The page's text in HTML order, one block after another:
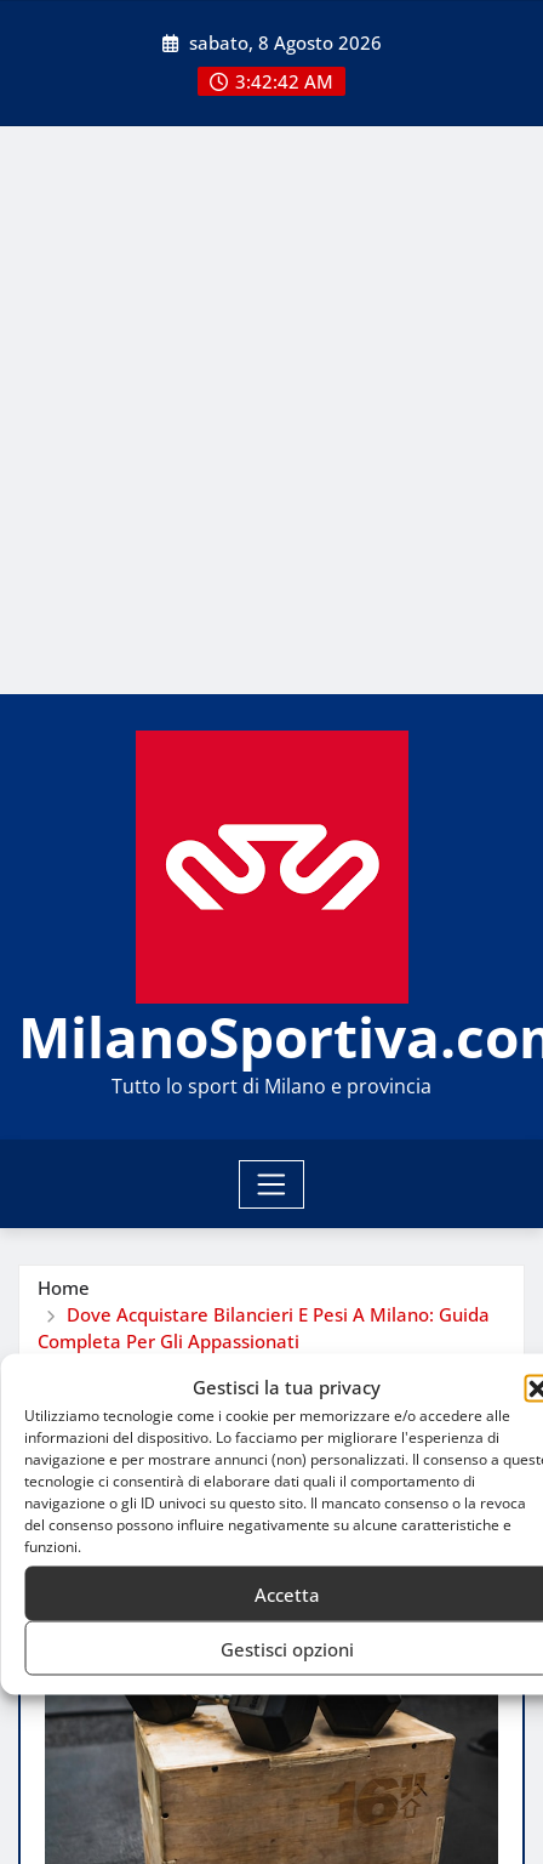
Gestisci la tua privacy
Utilizziamo tecnologie come i cookie per memorizzare e/o accedere alle
informazioni del dispositivo. Lo facciamo per migliorare l'esperienza di
navigazione e per mostrare annunci (non) personalizzati. Il consenso a
tecnologie ci consentirà di elaborare dati quali il comportamento di
navigazione o gli ID univoci su questo sito. Il mancato consenso o la revoca
del consenso possono influire negativamente su alcune caratteristiche e
funzioni.
Accetta
Gestisci opzioni
sabato, 8 Agosto 2026
3:42:42 AM
Tutto lo sport di Milano e provincia
Home
Dove Acquistare Bilancieri E Pesi A Milano: Guida
Completa Per Gli Appassionati